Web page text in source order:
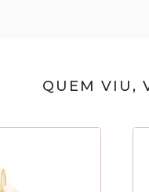
QUEM VIU,